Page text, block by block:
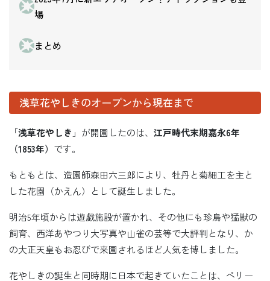
場
まとめ
浅草花やしきのオープンから現在まで
「浅草花やしき 」が開園したのは、 江戸時代末期嘉永6年
（1853年） です。
もともとは、造園師森田六三郎により、牡丹と菊細工を主と
した花園（かえん）として誕生しました。
明治5年頃からは遊戯施設が置かれ、その他にも珍鳥や猛獣の
飼育、西洋あやつり大写真や山雀の芸等で大評判となり、か
の大正天皇もお忍びで来園されるほど人気を博しました。
花やしきの誕生と同時期に日本で起きていたことは、ペリー